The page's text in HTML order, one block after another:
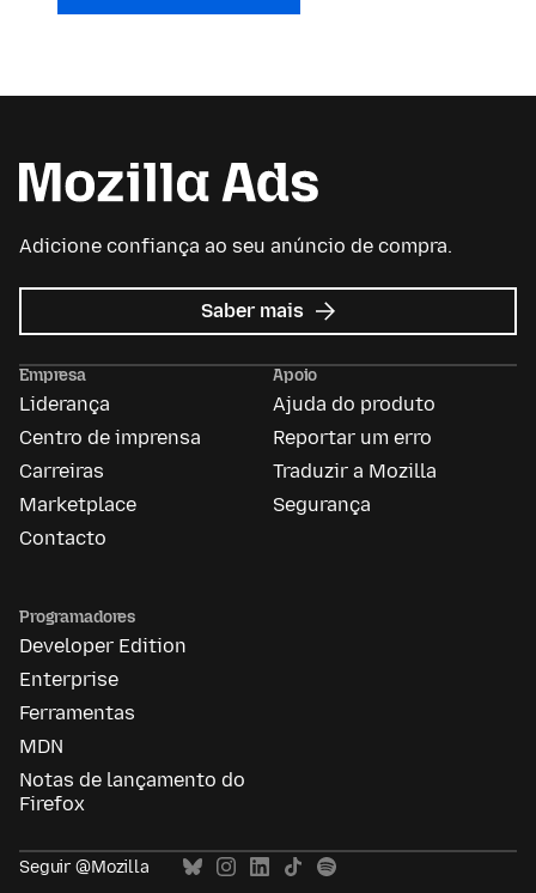
Adicione confiança ao seu anúncio de compra.
Saber mais sobre
Anúncios
Mozilla
Empresa
Liderança
Centro de imprensa
Carreiras
Marketplace
Contacto
Apoio
Ajuda do produto
Reportar um erro
Traduzir a Mozilla
Segurança
Programadores
Developer Edition
Enterprise
Ferramentas
MDN
Notas de lançamento do
Firefox
Seguir @Mozilla